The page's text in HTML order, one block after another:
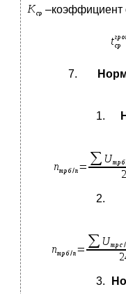
–коэффициент